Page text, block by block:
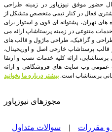
حضور موفق نیوزپاور در زمینه طراحی
فعال در کنار تیمی متخصص متشکل از
های تهران، پشتوانه ای قوی و استوار برای
خدمات متنوعی در زمینه پرستاشاپ ارائه می
طراحی و گرافیک، طراحی ماژول و قالب های
قالب پرستاشاپ خارجی اصل و اوریجینال،
ارائه کلیه خدمات نصب و ارتقا
عمومی وب سایت های فروشگاهی و ارائه
پرستاشاپ است. بیشتر درباره ما بخوانید
مجوزهای نیوزپاور
و مقررات | سوالات متداول